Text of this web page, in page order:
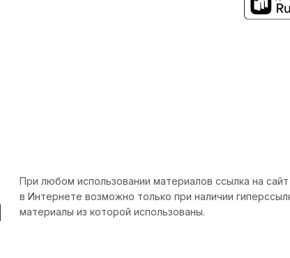
При любом использовании материалов ссылка на
в Интернете возможно только при наличии
материалы из которой использованы.